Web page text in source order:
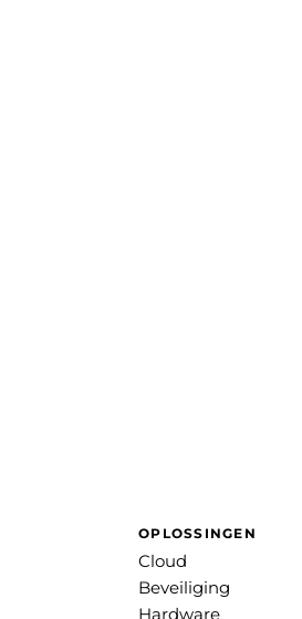
OPLOSSINGEN
Cloud
Beveiliging
Hardware